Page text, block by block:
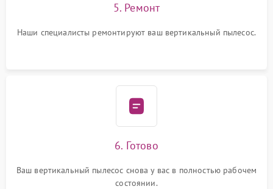
5. Ремонт
Наши специалисты ремонтируют ваш вертикальный пылесос.
6. Готово
Ваш вертикальный пылесос снова у вас в полностью рабочем
состоянии.